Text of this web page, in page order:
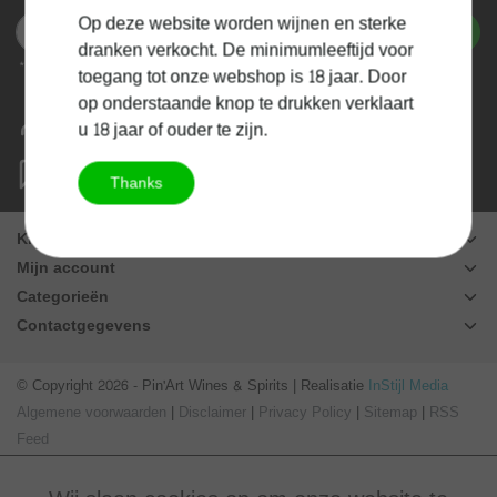
Abonneer
* We'll never share your email with anyone else.
Mijn account
Beheer jouw aankoopgeschiedenis
Vragen?
hello@pinart.be
Klantenservice
Mijn account
Categorieën
Contactgegevens
© Copyright 2026 - Pin'Art Wines & Spirits | Realisatie InStijl Media
Algemene voorwaarden | Disclaimer | Privacy Policy | Sitemap | RSS
Feed
Op deze website worden wijnen en sterke
dranken verkocht. De minimumleeftijd voor
toegang tot onze webshop is 18 jaar. Door
op onderstaande knop te drukken verklaart
u 18 jaar of ouder te zijn.
Thanks